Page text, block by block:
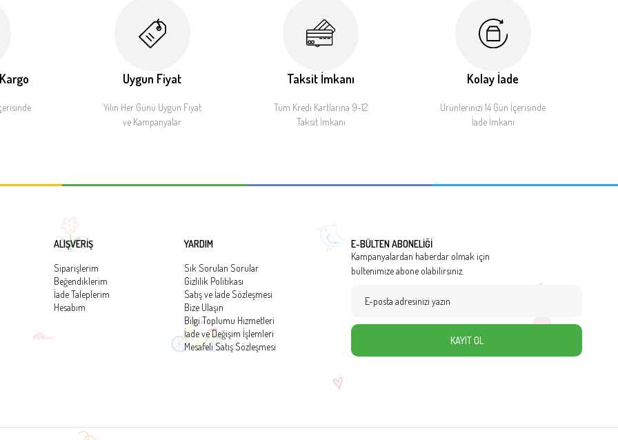
Uygun Fiyat
Yılın Her Günü Uygun Fiyat
ve Kampanyalar
Taksit İmkanı
Tüm Kredi Kartlarına 9-12
Taksit İmkanı
Kolay İade
Ürünlerinizi 14 Gün İçerisinde
İade İmkanı
ALIŞVERİŞ
Siparişlerim
Beğendiklerim
İade Taleplerim
Hesabım
YARDIM
Sık Sorulan Sorular
Gizlilik Politikası
Satış ve İade Sözleşmesi
Bize Ulaşın
Bilgi Toplumu Hizmetleri
İade ve Değişim İşlemleri
Mesafeli Satış Sözleşmesi
E-BÜLTEN ABONELİĞİ
Kampanyalardan haberdar olmak için
bültenimize abone olabilirsiniz.
KAYIT OL